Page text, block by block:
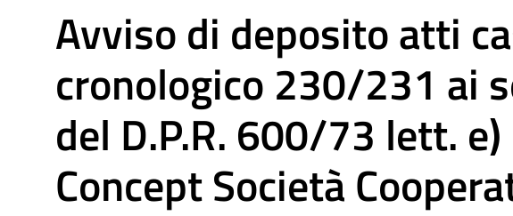
Avviso di deposito atti
cronologico 230/231 ai
del D.P.R. 600/73 lett.
Concept Società